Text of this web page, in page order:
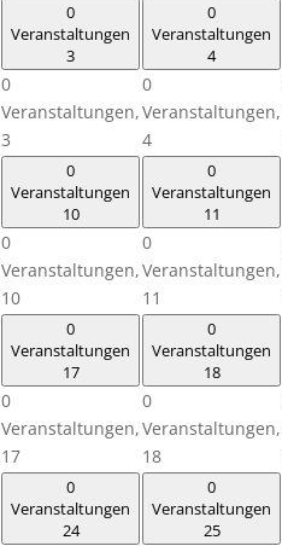
0
Veranstaltungen
3
0
Veranstaltungen,
3
0
Veranstaltungen
4
0
Veranstaltungen,
4
0
Veranstaltungen
10
0
Veranstaltungen,
10
0
Veranstaltungen
11
0
Veranstaltungen,
11
0
Veranstaltungen
17
0
Veranstaltungen,
17
0
Veranstaltungen
18
0
Veranstaltungen,
18
0
Veranstaltungen
24
0
Veranstaltungen
25